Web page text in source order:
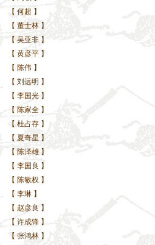
【 何超 】
【 董士林 】
【 吴亚非 】
【 黄彦平 】
【 陈伟 】
【 刘远明 】
【 李国光 】
【 陈家全 】
【 杜占存 】
【 夏奇星 】
【 陈泽雄 】
【 李国良 】
【 陈敏权 】
【 李琳 】
【 赵彦良 】
【 许成锋 】
【 张鸿林 】